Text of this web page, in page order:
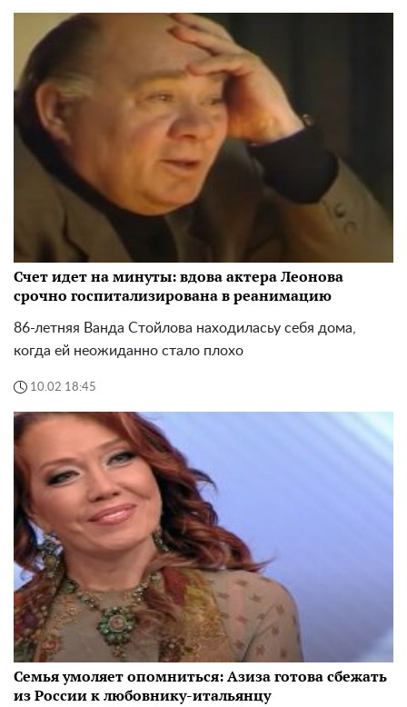
Счет идет на минуты: вдова актера Леонова
срочно госпитализирована в реанимацию
86-летняя Ванда Стойлова находиласьу себя дома,
когда ей неожиданно стало плохо
10.02 18:45
Семья умоляет опомниться: Азиза готова сбежать
из России к любовнику-итальянцу